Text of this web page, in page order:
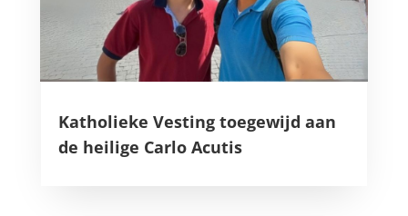
Katholieke Vesting toegewijd aan
de heilige Carlo Acutis